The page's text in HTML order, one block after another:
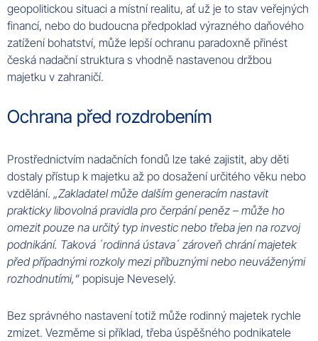
geopolitickou situaci a místní realitu, ať už je to stav veřejných
financí, nebo do budoucna předpoklad výrazného daňového
zatížení bohatství, může lepší ochranu paradoxně přinést
česká nadační struktura s vhodně nastavenou držbou
majetku v zahraničí.
Ochrana před rozdrobením
Prostřednictvím nadačních fondů lze také zajistit, aby děti
dostaly přístup k majetku až po dosažení určitého věku nebo
vzdělání. „Zakladatel může dalším generacím nastavit
prakticky libovolná pravidla pro čerpání peněz – může ho
omezit pouze na určitý typ investic nebo třeba jen na rozvoj
podnikání. Taková ´rodinná ústava´ zároveň chrání majetek
před případnými rozkoly mezi příbuznými nebo neuváženými
rozhodnutími,“ popisuje Neveselý.
Bez správného nastavení totiž může rodinný majetek rychle
zmizet. Vezměme si příklad, třeba úspěšného podnikatele